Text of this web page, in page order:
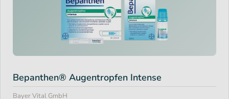
Bepanthen® Augentropfen Intense
Bayer Vital GmbH